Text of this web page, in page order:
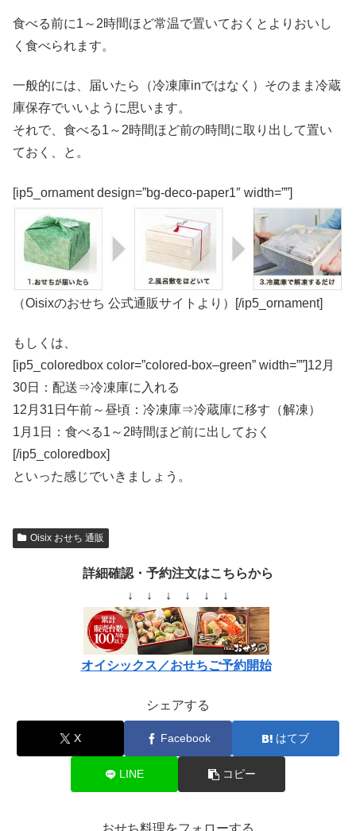
食べる前に1～2時間ほど常温で置いておくとよりおいし
く食べられます。
一般的には、届いたら（冷凍庫inではなく）そのまま冷蔵
庫保存でいいように思います。
それで、食べる1～2時間ほど前の時間に取り出して置い
ておく、と。
[ip5_ornament design=”bg-deco-paper1″ width=””]
（Oisixのおせち 公式通販サイトより）[/ip5_ornament]
もしくは、
[ip5_coloredbox color=”colored-box–green” width=””]12月
30日：配送⇒冷凍庫に入れる
12月31日午前～昼頃：冷凍庫⇒冷蔵庫に移す（解凍）
1月1日：食べる1～2時間ほど前に出しておく
[/ip5_coloredbox]
といった感じでいきましょう。
Oisix おせち 通販
詳細確認・予約注文はこちらから
↓ ↓ ↓ ↓ ↓ ↓
オイシックス／おせちご予約開始
シェアする
X Facebook はてブ
LINE コピー